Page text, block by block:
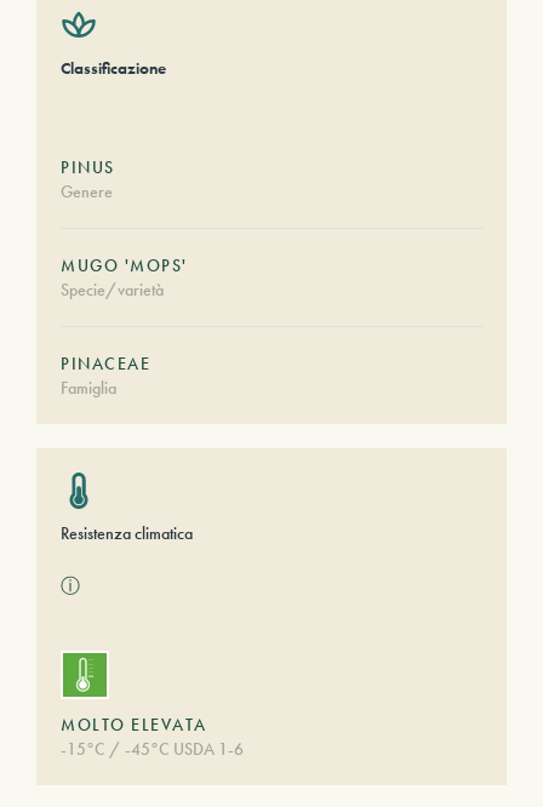
Classificazione
PINUS
Genere
MUGO 'MOPS'
Specie/varietà
PINACEAE
Famiglia
Resistenza climatica
ⓘ
MOLTO ELEVATA
-15°C / -45°C USDA 1-6